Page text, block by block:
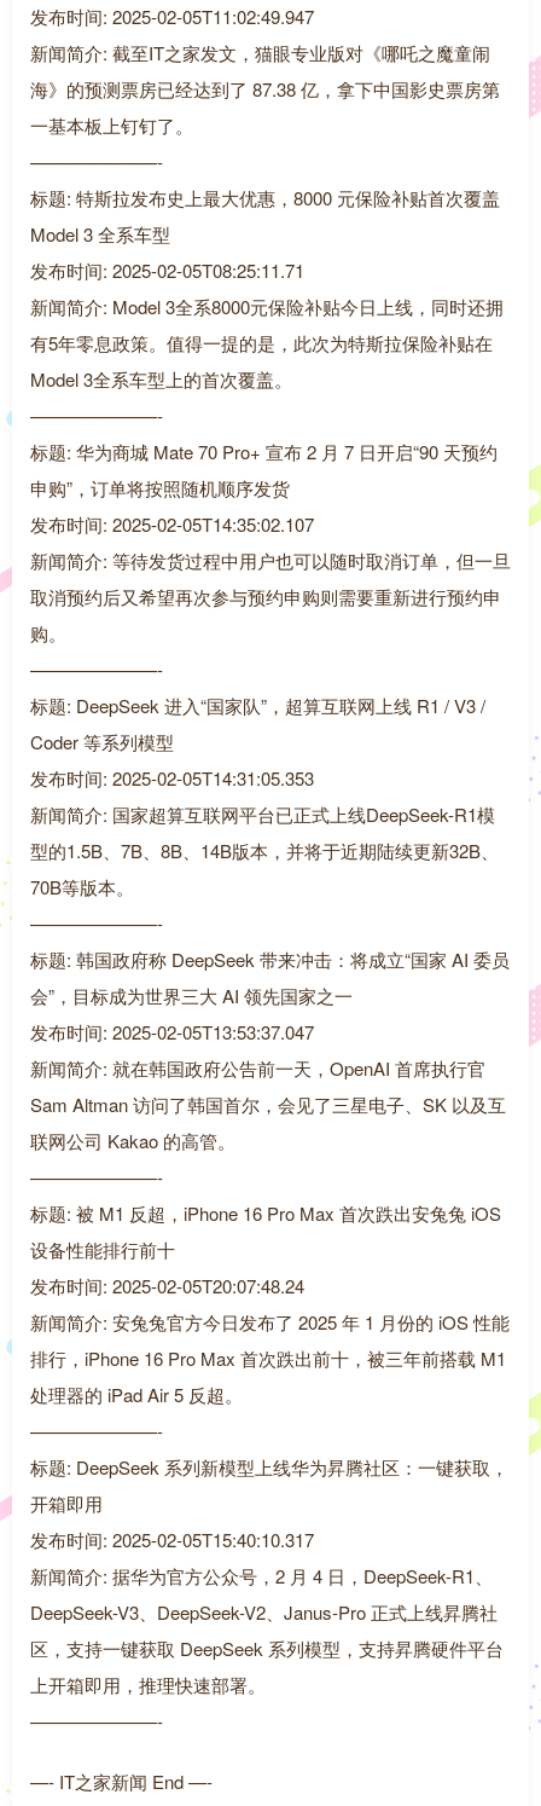
发布时间: 2025-02-05T11:02:49.947
新闻简介: 截至IT之家发文，猫眼专业版对《哪吒之魔童闹
海》的预测票房已经达到了 87.38 亿，拿下中国影史票房第
一基本板上钉钉了。
———————-
标题: 特斯拉发布史上最大优惠，8000 元保险补贴首次覆盖
Model 3 全系车型
发布时间: 2025-02-05T08:25:11.71
新闻简介: Model 3全系8000元保险补贴今日上线，同时还拥
有5年零息政策。值得一提的是，此次为特斯拉保险补贴在
Model 3全系车型上的首次覆盖。
———————-
标题: 华为商城 Mate 70 Pro+ 宣布 2 月 7 日开启“90 天预约
申购”，订单将按照随机顺序发货
发布时间: 2025-02-05T14:35:02.107
新闻简介: 等待发货过程中用户也可以随时取消订单，但一旦
取消预约后又希望再次参与预约申购则需要重新进行预约申
购。
———————-
标题: DeepSeek 进入“国家队”，超算互联网上线 R1 / V3 /
Coder 等系列模型
发布时间: 2025-02-05T14:31:05.353
新闻简介: 国家超算互联网平台已正式上线DeepSeek-R1模
型的1.5B、7B、8B、14B版本，并将于近期陆续更新32B、
70B等版本。
———————-
标题: 韩国政府称 DeepSeek 带来冲击：将成立“国家 AI 委员
会”，目标成为世界三大 AI 领先国家之一
发布时间: 2025-02-05T13:53:37.047
新闻简介: 就在韩国政府公告前一天，OpenAI 首席执行官
Sam Altman 访问了韩国首尔，会见了三星电子、SK 以及互
联网公司 Kakao 的高管。
———————-
标题: 被 M1 反超，iPhone 16 Pro Max 首次跌出安兔兔 iOS
设备性能排行前十
发布时间: 2025-02-05T20:07:48.24
新闻简介: 安兔兔官方今日发布了 2025 年 1 月份的 iOS 性能
排行，iPhone 16 Pro Max 首次跌出前十，被三年前搭载 M1
处理器的 iPad Air 5 反超。
———————-
标题: DeepSeek 系列新模型上线华为昇腾社区：一键获取，
开箱即用
发布时间: 2025-02-05T15:40:10.317
新闻简介: 据华为官方公众号，2 月 4 日，DeepSeek-R1、
DeepSeek-V3、DeepSeek-V2、Janus-Pro 正式上线昇腾社
区，支持一键获取 DeepSeek 系列模型，支持昇腾硬件平台
上开箱即用，推理快速部署。
———————-
—- IT之家新闻 End —-